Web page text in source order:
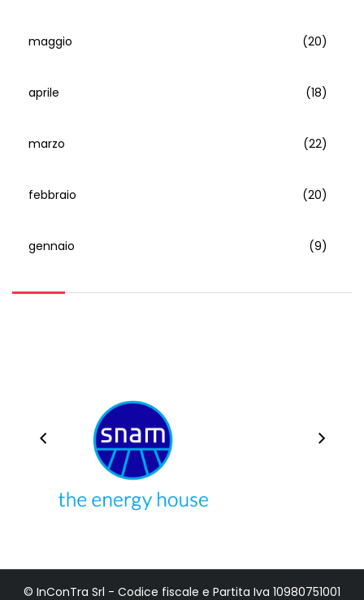
maggio (20)
aprile (18)
marzo (22)
febbraio (20)
gennaio (9)
© InConTra Srl - Codice fiscale e Partita Iva 10980751001